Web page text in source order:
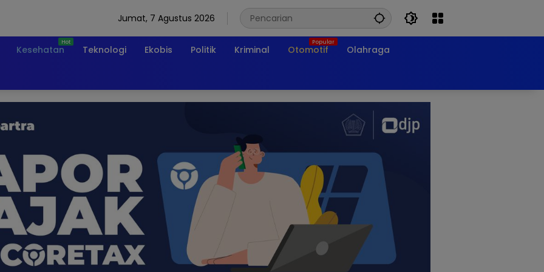
Jumat, 7 Agustus 2026
Kesehatan Teknologi Ekobis Politik Kriminal Otomotif Olahraga